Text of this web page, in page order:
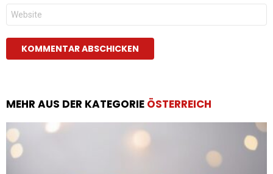
Website
MEHR AUS DER KATEGORIE ÖSTERREICH